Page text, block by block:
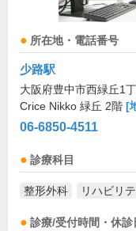
所在地・電話番号
少路駅
大阪府豊中市西緑丘1
Crice Nikko 緑丘 2階 [
06-6850-4511
診療科目
整形外科 リハビリ
診療/受付時間・休診